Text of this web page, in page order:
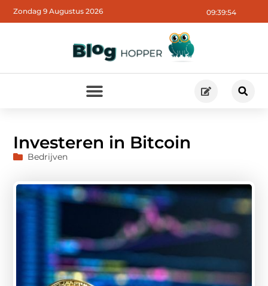
09:39:55
Zondag 9 Augustus 2026
Investeren in Bitcoin
Bedrijven